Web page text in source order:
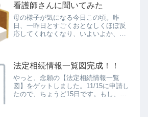
(>_<)看護師さんごゆっくり～今日...
看護師さんに聞いてみた
母の様子が気になる今日この頃。昨
日、一昨日とすごくおとなしくほぼ反
応してくれなくなり、いよいよか、と
て、長兄にはほぼ何も言ってませんで
したが...
法定相続情報一覧図完成！！
やっと、念願の【法定相続情報一覧
図】をゲットしました。11/15に申請し
たので、ちょうど15日です。もし、き